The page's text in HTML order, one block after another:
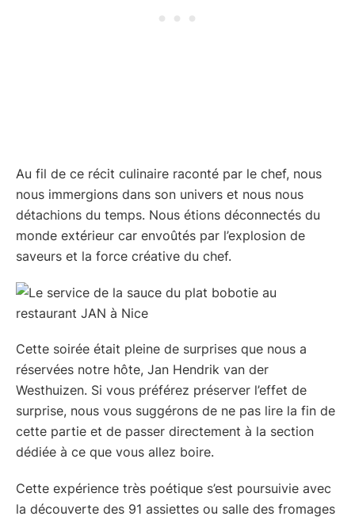
Au fil de ce récit culinaire raconté par le chef, nous
nous immergions dans son univers et nous nous
détachions du temps. Nous étions déconnectés du
monde extérieur car envoûtés par l’explosion de
saveurs et la force créative du chef.
Cette soirée était pleine de surprises que nous a
réservées notre hôte, Jan Hendrik van der
Westhuizen. Si vous préférez préserver l’effet de
surprise, nous vous suggérons de ne pas lire la fin de
cette partie et de passer directement à la section
dédiée à ce que vous allez boire.
Cette expérience très poétique s’est poursuivie avec
la découverte des 91 assiettes ou salle des fromages